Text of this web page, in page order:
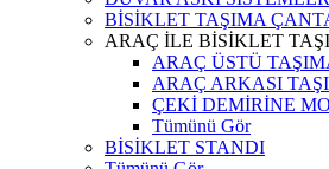
BİSİKLET TAŞIMA
ARAÇ İLE BİSİKLET
ARAÇ ÜSTÜ
ARAÇ ARKASI
ÇEKİ DEMİRİNE
Tümünü Gör
BİSİKLET STANDI